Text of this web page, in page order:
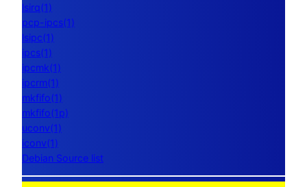
lsirq(1)
pcp-ipcs(1)
lsipc(1)
ipcs(1)
ipcmk(1)
ipcrm(1)
mkfifo(1)
mkfifo(1p)
uconv(1)
iconv(1)
Debian Source list